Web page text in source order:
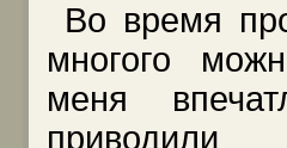
Во время
многого
меня